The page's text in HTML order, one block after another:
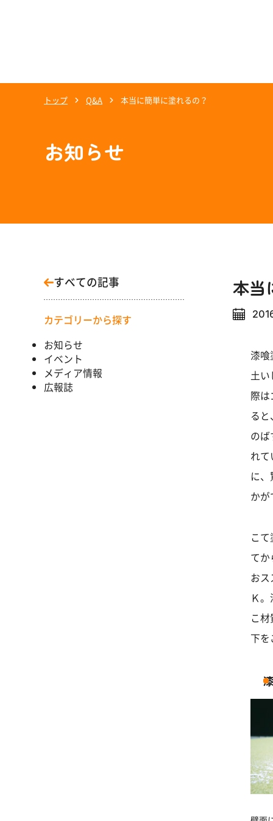
トップ Q&A 本当に簡単に塗れるの？
お知らせ
すべての記事
カテゴリーから探す
お知らせ
イベント
メディア情報
広報誌
本当
漆喰
土
際
る
の
れ
に
かが
こ
て
お
Ｋ
こ
下を